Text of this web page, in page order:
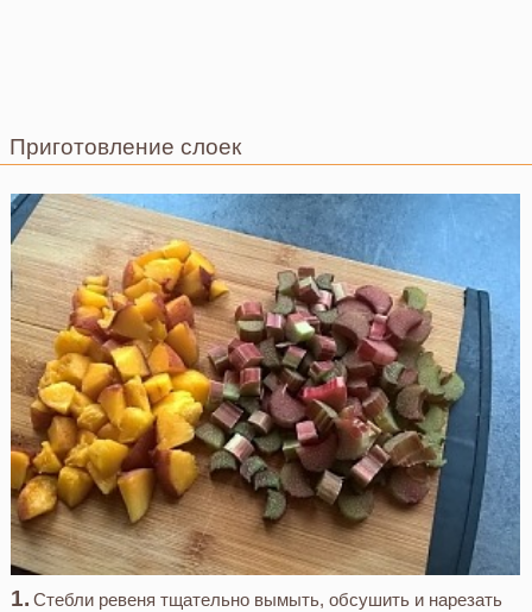
Приготовление слоек
Стебли ревеня тщательно вымыть, обсушить и нарезать